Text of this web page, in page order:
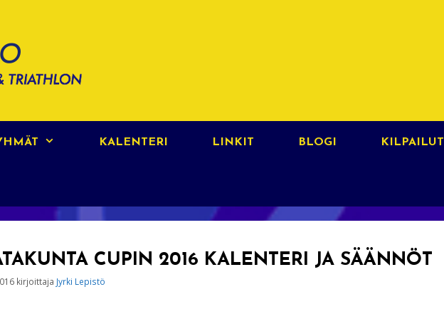
KALENTERI LINKIT BLOGI KILPAILUT
CUPIN 2016 KALENTERI JA SÄÄNNÖT
kirjoittaja Jyrki Lepistö